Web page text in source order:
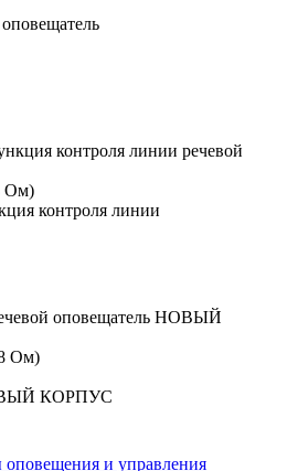
Ом)
контроля линии
Ом)
КОРПУС